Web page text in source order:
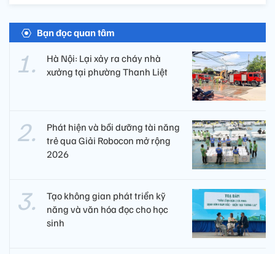
Bạn đọc quan tâm
Hà Nội: Lại xảy ra cháy nhà
xưởng tại phường Thanh Liệt
Phát hiện và bồi dưỡng tài năng
trẻ qua Giải Robocon mở rộng
2026
Tạo không gian phát triển kỹ
năng và văn hóa đọc cho học
sinh